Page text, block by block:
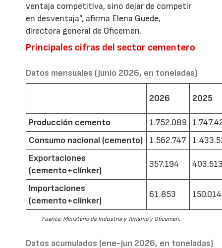
ventaja competitiva, sino dejar de competir
en desventaja”, afirma Elena Guede,
directora general de Oficemen.
Principales cifras del sector cementero
Datos mensuales (junio 2026, en toneladas)
2026 2025
Producción cemento 1.752.089
Consumo nacional (cemento)
1.562.747
Exportaciones
(cemento+clínker)
357.194
Importaciones
(cemento+clínker)
61.853 150.014
Fuente: Ministerio de Industria y Turismo y Oficemen.
Datos acumulados (ene-jun 2026, en toneladas)